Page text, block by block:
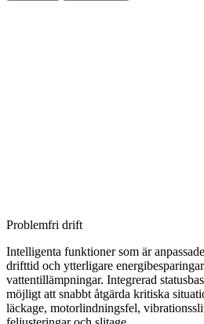
Problemfri drift
Intelligenta funktioner som är
drifttid och ytterligare
vattentillämpningar. Integrerad
möjligt att snabbt åtgärda kritiska
läckage, motorlindningsfel,